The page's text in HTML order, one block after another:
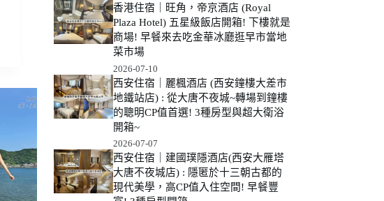
香港住宿｜旺角，帝京酒店 (Royal
Plaza Hotel) 五星級飯店開箱! 下樓就是
商場! 早餐來去吃金華冰廳逛早市當地
菜市場
2026-07-10
西安住宿｜麗楓酒店 (西安鐘樓大差市
地鐵站店) : 從大唐不夜城~轉場到鐘樓
的聰明CP值首選! 3種房型與超大衛浴
開箱~
2026-07-07
西安住宿｜建國璞隱酒店(西安大雁塔
大唐不夜城店) : 隱匿於十三朝古都的
現代美學，高CP值入住空間! 早餐豐